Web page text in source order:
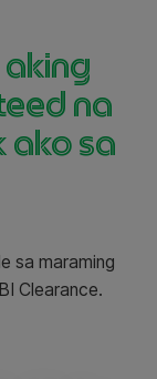
aking
na
ako sa
sa maraming
Clearance.